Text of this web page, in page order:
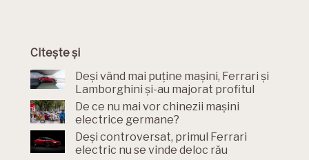
Citește și
Deși vând mai puține mașini, Ferrari și
Lamborghini și-au majorat profitul
De ce nu mai vor chinezii mașini
electrice germane?
Deși controversat, primul Ferrari
electric nu se vinde deloc rău